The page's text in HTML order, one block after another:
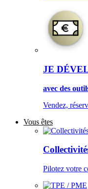
JE
avec des
Vendez,
Vous êtes
Pilotez votre